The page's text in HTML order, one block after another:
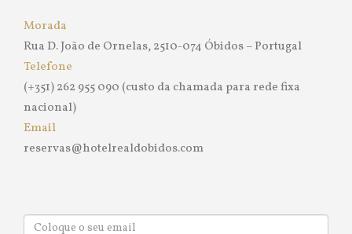
Morada
Rua D. João de Ornelas, 2510-074 Óbidos – Portugal
Telefone
(+351) 262 955 090 (custo da chamada para rede fixa
nacional)
Email
reservas@hotelrealdobidos.com